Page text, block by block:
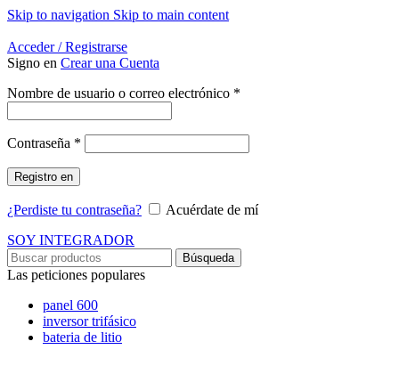
Skip to navigation Skip to main content
Acceder / Registrarse
Signo en Crear una Cuenta
Nombre de usuario o correo electrónico *
Contraseña *
Registro en
¿Perdiste tu contraseña?
Acuérdate de mí
SOY INTEGRADOR
Búsqueda
Las peticiones populares
panel 600
inversor trifásico
bateria de litio